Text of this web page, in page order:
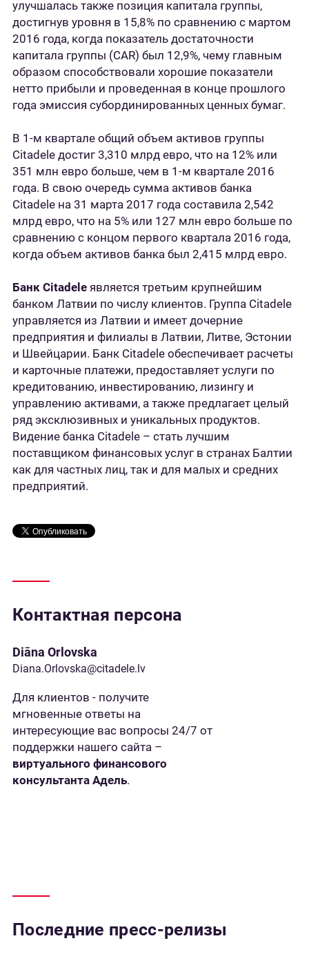
улучшалась также позиция капитала группы,
достигнув уровня в 15,8% по сравнению с мартом
2016 года, когда показатель достаточности
капитала группы (CAR) был 12,9%, чему главным
образом способствовали хорошие показатели
нетто прибыли и проведенная в конце прошлого
года эмиссия субординированных ценных бумаг.
В 1-м квартале общий объем активов группы
Citadele достиг 3,310 млрд евро, что на 12% или
351 млн евро больше, чем в 1-м квартале 2016
года. В свою очередь сумма активов банка
Citadele на 31 марта 2017 года составила 2,542
млрд евро, что на 5% или 127 млн евро больше по
сравнению с концом первого квартала 2016 года,
когда объем активов банка был 2,415 млрд евро.
Банк Citadele является третьим крупнейшим
банком Латвии по числу клиентов. Группа Citadele
управляется из Латвии и имеет дочерние
предприятия и филиалы в Латвии, Литве, Эстонии
и Швейцарии. Банк Citadele обеспечивает расчеты
и карточные платежи, предоставляет услуги по
кредитованию, инвестированию, лизингу и
управлению активами, а также предлагает целый
ряд эксклюзивных и уникальных продуктов.
Видение банка Citadele – стать лучшим
поставщиком финансовых услуг в странах Балтии
как для частных лиц, так и для малых и средних
предприятий.
Контактная персона
Diāna Orlovska
Diana.Orlovska@citadele.lv
Для клиентов - получите
мгновенные ответы на
интересующие вас вопросы 24/7 от
поддержки нашего сайта –
виртуального финансового
консультанта Адель.
Последние пресс-релизы